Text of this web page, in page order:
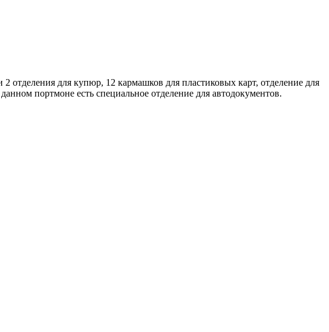
для купюр, 12 кармашков для пластиковых карт, отделение для
портмоне есть специальное отделение для автодокументов.